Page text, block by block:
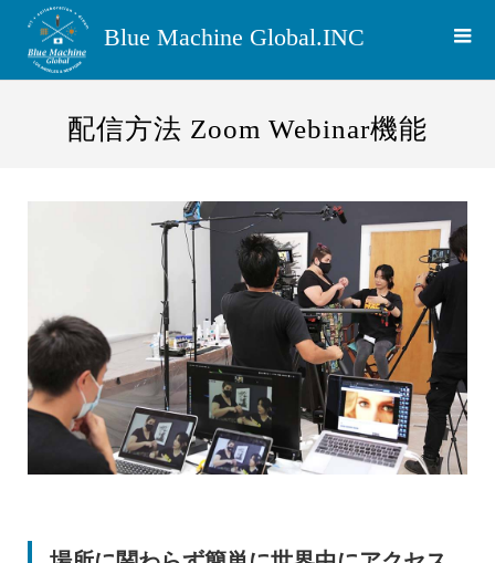
Blue Machine Global.INC
配信方法 Zoom Webinar機能